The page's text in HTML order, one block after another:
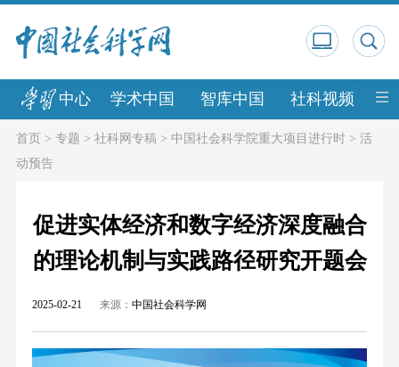
中心 学术中国 智库中国 社科视频 中
首页> 专题 > 社科网专稿> 中国社会科学院重大项目进行时> 活
动预告
促进实体经济和数字经济深度融合
的理论机制与实践路径研究开题会
2025-02-21 来源： 中国社会科学网